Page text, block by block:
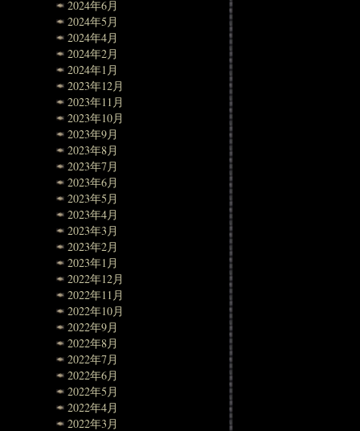
2024年6月
2024年5月
2024年4月
2024年2月
2024年1月
2023年12月
2023年11月
2023年10月
2023年9月
2023年8月
2023年7月
2023年6月
2023年5月
2023年4月
2023年3月
2023年2月
2023年1月
2022年12月
2022年11月
2022年10月
2022年9月
2022年8月
2022年7月
2022年6月
2022年5月
2022年4月
2022年3月